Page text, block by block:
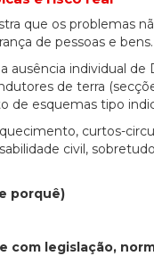
que os problemas
de pessoas e bens.
ausência individual
de terra
esquemas tipo
curtos-
civil,
porquê)
legislação,